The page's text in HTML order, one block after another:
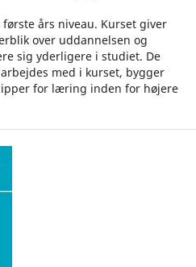
års niveau. Kurset giver
over uddannelsen og
sig yderligere i studiet. De
med i kurset, bygger
for læring inden for højere